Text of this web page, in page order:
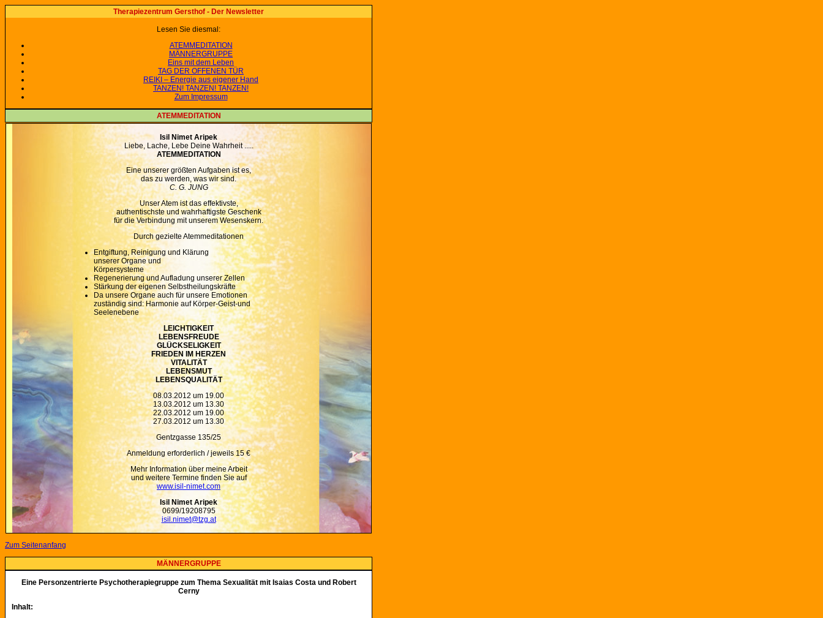
Therapiezentrum Gersthof - Der Newsletter
Lesen Sie diesmal:
ATEMMEDITATION
MÄNNERGRUPPE
Eins mit dem Leben
TAG DER OFFENEN TÜR
REIKI – Energie aus eigener Hand
TANZEN! TANZEN! TANZEN!
Zum Impressum
ATEMMEDITATION
Isil Nimet Aripek
Liebe, Lache, Lebe Deine Wahrheit .....
ATEMMEDITATION
Eine unserer größten Aufgaben ist es,
das zu werden, was wir sind.
C. G. JUNG
Unser Atem ist das effektivste,
authentischste und wahrhaftigste Geschenk
für die Verbindung mit unserem Wesenskern.
Durch gezielte Atemmeditationen
Entgiftung, Reinigung und Klärung
unserer Organe und
Körpersysteme
Regenerierung und Aufladung unserer Zellen
Stärkung der eigenen Selbstheilungskräfte
Da unsere Organe auch für unsere Emotionen
zuständig sind: Harmonie auf Körper-Geist-und
Seelenebene
LEICHTIGKEIT
LEBENSFREUDE
GLÜCKSELIGKEIT
FRIEDEN IM HERZEN
VITALITÄT
LEBENSMUT
LEBENSQUALITÄT
08.03.2012 um 19.00
13.03.2012 um 13.30
22.03.2012 um 19.00
27.03.2012 um 13.30
Gentzgasse 135/25
Anmeldung erforderlich / jeweils 15 €
Mehr Information über meine Arbeit
und weitere Termine finden Sie auf
www.isil-nimet.com
Isil Nimet Aripek
0699/19208795
isil.nimet@tzg.at
Zum Seitenanfang
MÄNNERGRUPPE
Eine Personzentrierte Psychotherapiegruppe zum Thema Sexualität mit Isaias Costa und Robert
Cerny
Inhalt: